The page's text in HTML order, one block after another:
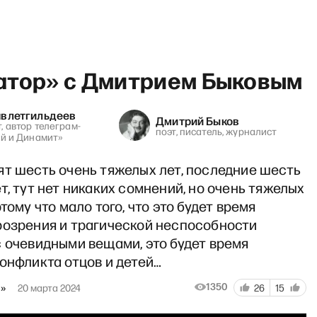
с Дмитрием Быковым
автор телеграм-
и Динамит»
Дмитрий Быков
поэт, писатель, журналист
шесть очень тяжелых лет, последние шесть
тут нет никаких сомнений, но очень тяжелых
что мало того, что это будет время
и трагической неспособности
очевидными вещами, это будет время
отцов и детей…
20 марта 2024 1350 26 15
show c Филиппенко и